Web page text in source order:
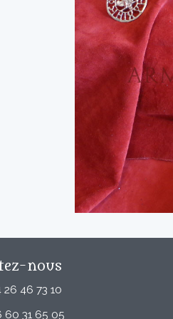
nous
26 46 73 10
60 31 65 05